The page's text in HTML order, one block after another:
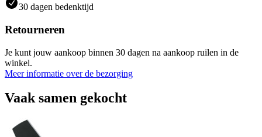
30 dagen bedenktijd
Retourneren
Je kunt jouw aankoop binnen 30 dagen na aankoop ruilen in de
winkel.
Meer informatie over de bezorging
Vaak samen gekocht